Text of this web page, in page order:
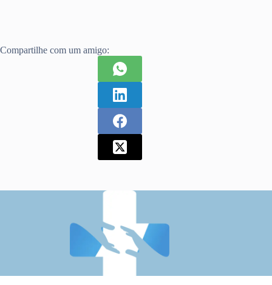
Compartilhe com um amigo: